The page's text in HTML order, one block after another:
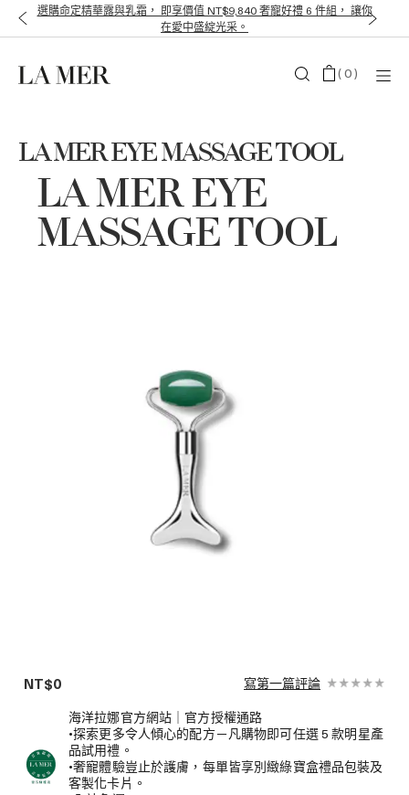
選購命定精華露與乳霜， 即享價值 NT$9,840 奢寵好禮 6 件組， 讓你
在愛中盛綻光采。
(0)
LA MER EYE MASSAGE TOOL
LA MER EYE
MASSAGE TOOL
NT$0
寫第一篇評論
海洋拉娜官方網站｜官方授權通路
•探索更多令人傾心的配方－凡購物即可任選 5 款明星產
品試用禮。
•奢寵體驗豈止於護膚，每單皆享別緻綠寶盒禮品包裝及
客製化卡片。